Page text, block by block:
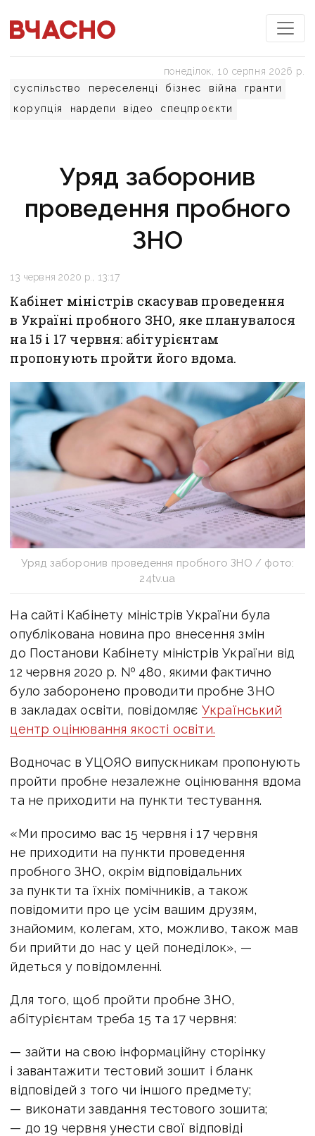
суспільство переселенці бізнес війна
гранти
корупція
нардепи відео спецпроєкти
понеділок, 10 серпня 2026 р.
Уряд заборонив
проведення пробного
ЗНО
13 червня 2020 р., 13:17
Кабінет міністрів скасував проведення
в Україні пробного ЗНО, яке планувалося
на 15 і 17 червня: абітурієнтам
пропонують пройти його вдома.
Уряд заборонив проведення пробного ЗНО / фото:
24tv.ua
На сайті Кабінету міністрів України була
опублікована новина про внесення змін
до Постанови Кабінету міністрів України від
12 червня 2020 р. № 480, якими фактично
було заборонено проводити пробне ЗНО
в закладах освіти, повідомляє Український
центр оцінювання якості освіти.
Водночас в УЦОЯО випускникам пропонують
пройти пробне незалежне оцінювання вдома
та не приходити на пункти тестування.
«Ми просимо вас 15 червня і 17 червня
не приходити на пункти проведення
пробного ЗНО, окрім відповідальних
за пункти та їхніх помічників, а також
повідомити про це усім вашим друзям,
знайомим, колегам, хто, можливо, також мав
би прийти до нас у цей понеділок», —
йдеться у повідомленні.
Для того, щоб пройти пробне ЗНО,
абітурієнтам треба 15 та 17 червня:
— зайти на свою інформаційну сторінку
і завантажити тестовий зошит і бланк
відповідей з того чи іншого предмету;
— виконати завдання тестового зошита;
— до 19 червня унести свої відповіді